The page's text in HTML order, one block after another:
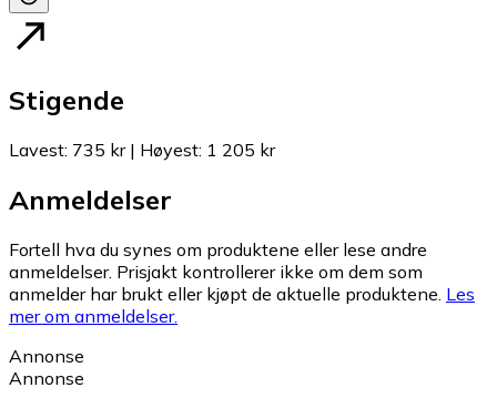
Stigende
Lavest: 735 kr| Høyest: 1 205 kr
Anmeldelser
Fortell hva du synes om produktene eller lese andre
anmeldelser. Prisjakt kontrollerer ikke om dem som
anmelder har brukt eller kjøpt de aktuelle produktene. Les
mer om anmeldelser.
Annonse
Annonse